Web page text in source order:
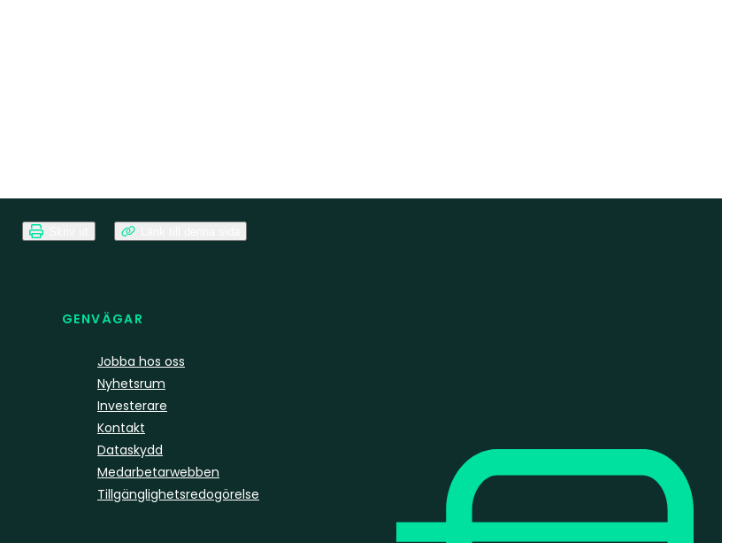
GENVÄGAR
Jobba hos oss
Nyhetsrum
Investerare
Kontakt
Dataskydd
Medarbetarwebben
Tillgänglighetsredogörelse